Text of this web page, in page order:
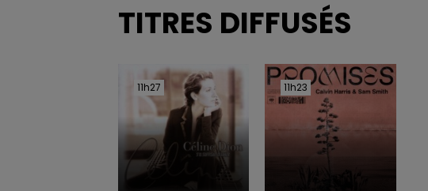
TITRES DIFFUSÉS
11h27
11h27 11h23
11h23